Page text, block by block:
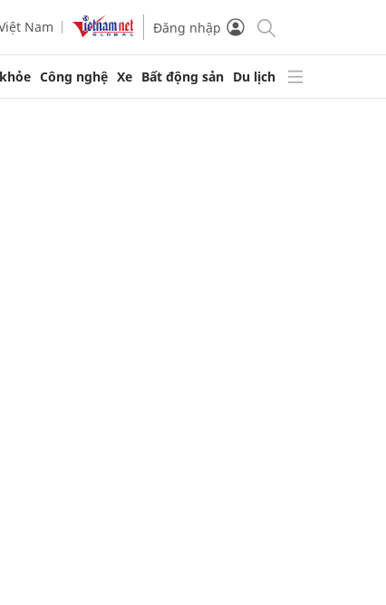
Nam Đăng nhập
Công nghệ Xe Bất động sản Du lịch